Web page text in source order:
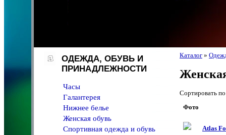
ОДЕЖДА, ОБУВЬ И
ПРИНАДЛЕЖНОСТИ
Часы
Галантерея
Нижнее белье
Женская обувь
Спортивная одежда и обувь
Каталог »
Сортировать
Фото
Atlas